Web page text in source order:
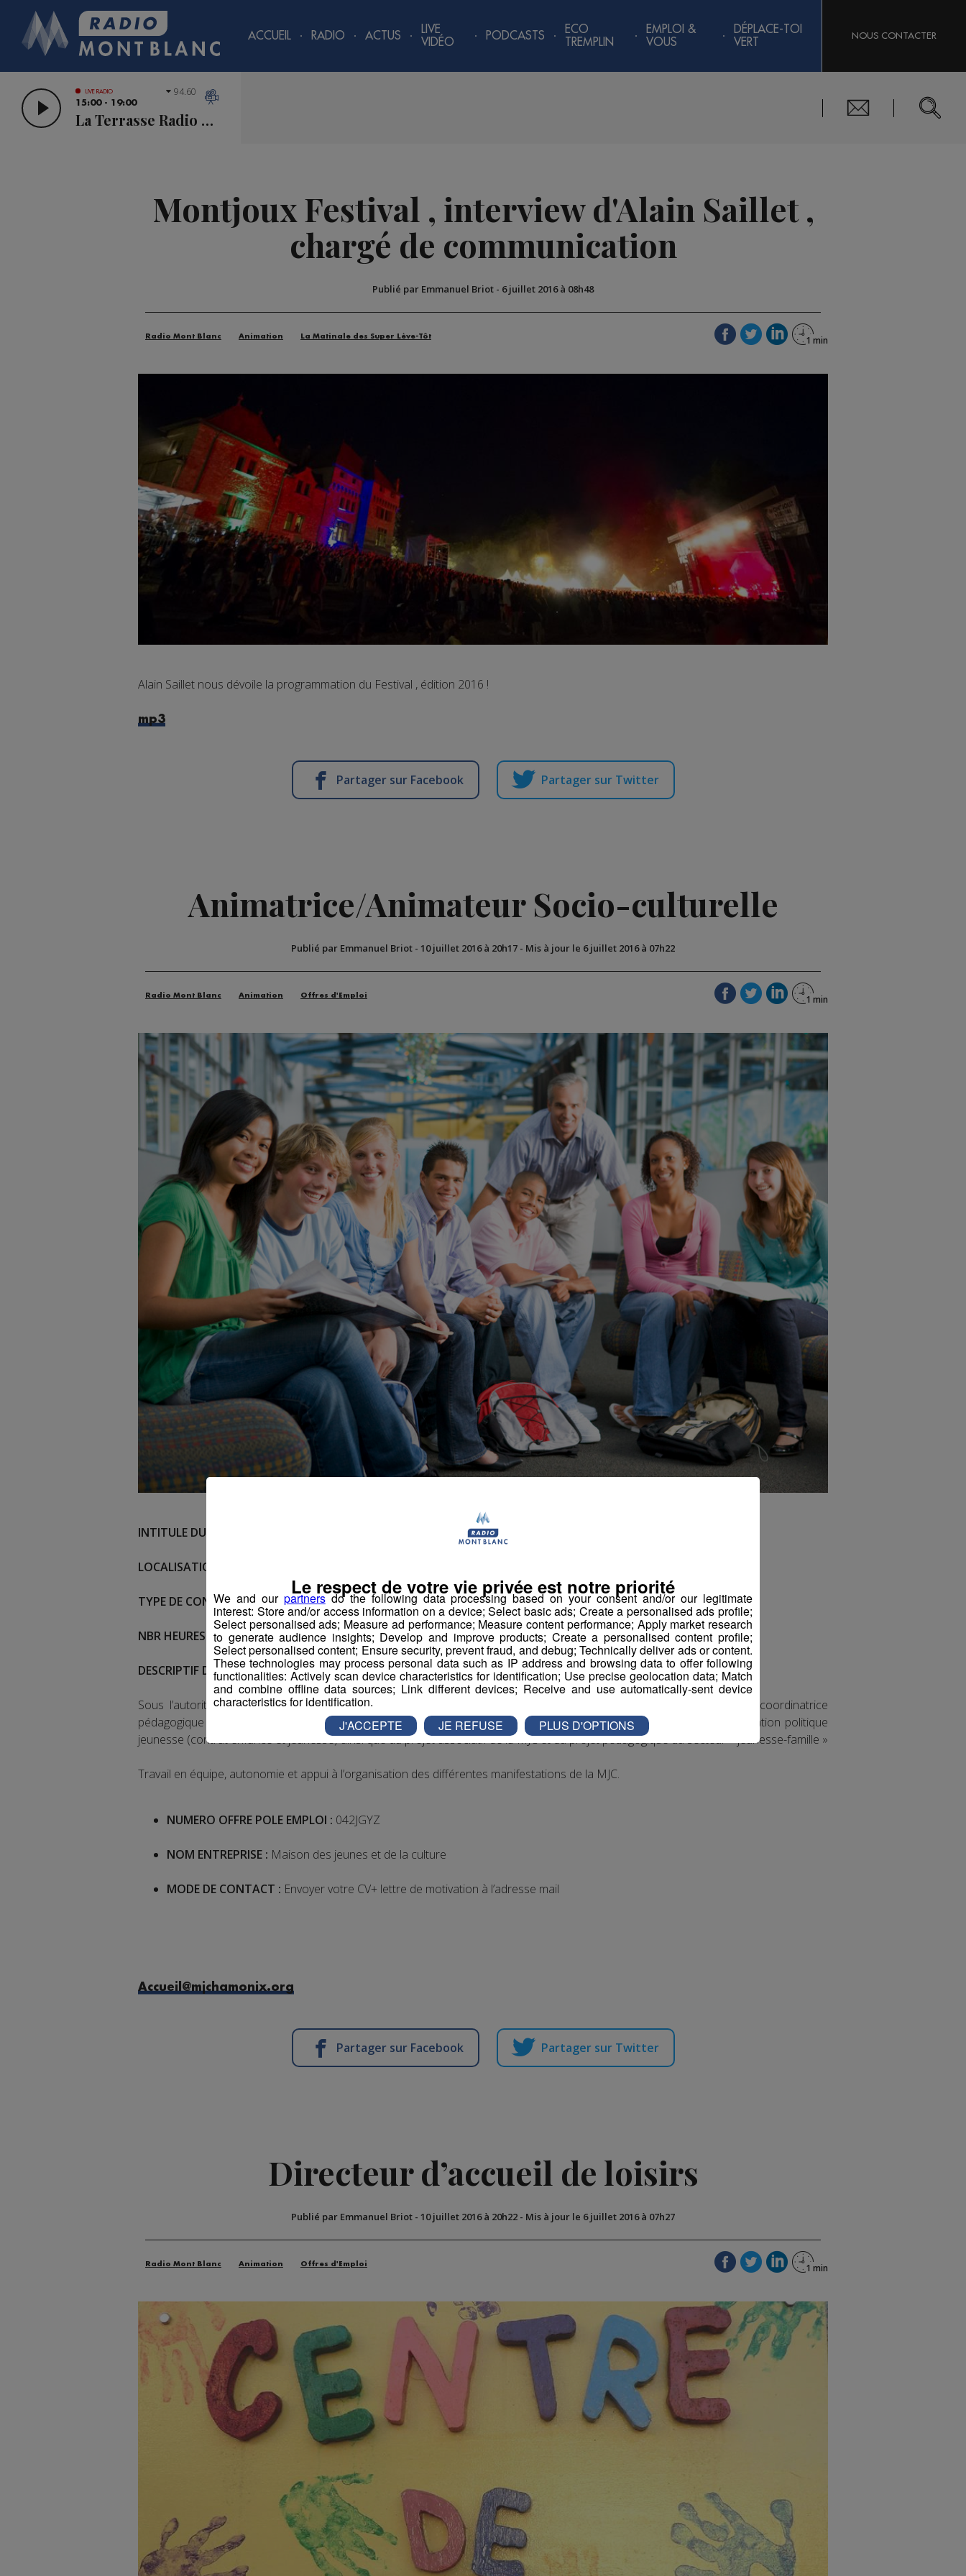
ACCUEIL RADIO ACTUS
LIVE
VIDÉO
PODCASTS
ECO
TREMPLIN
EMPLOI &
VOUS
DÉPLACE-TOI
VERT
NOUS CONTACTER
LIVE RADIO
15:00 - 19:00
La Terrasse Radio Mont Blanc
94.60
Montjoux Festival , interview d'Alain Saillet ,
chargé de communication
Publié par Emmanuel Briot - 6 juillet 2016 à 08h48
Radio Mont Blanc Animation La Matinale des Super Lève-Tôt
Alain Saillet nous dévoile la programmation du Festival , édition 2016 !
mp3
Partager sur Facebook Partager sur Twitter
Animatrice/Animateur Socio-culturelle
Publié par Emmanuel Briot - 10 juillet 2016 à 20h17 - Mis à jour le 6 juillet 2016 à 07h22
Radio Mont Blanc Animation Offres d'Emploi
INTITULE DU POSTE :
LOCALISATION :
TYPE DE CONTRAT :Contrat à durée indéterminée
NBR HEURES HEBDOMADAIRES :35 heures
DESCRIPTIF DU POSTE :
Sous l’autorité du Directeur de la MJC, vous travaillez en lien avec l’équipe d’animation, le Directeur de la MJC, la coordinatrice
pédagogique des secteurs de la MJC, la responsable du secteur jeune. Vous êtes en charge sur le terrain de l’application politique
jeunesse (contrat enfance et jeunesse) ainsi que du projet associatif de la MJC et du projet pédagogique du secteur « jeunesse-famille »
Travail en équipe, autonomie et appui à l’organisation des différentes manifestations de la MJC.
NUMERO OFFRE POLE EMPLOI : 042JGYZ
NOM ENTREPRISE : Maison des jeunes et de la culture
MODE DE CONTACT : Envoyer votre CV+ lettre de motivation à l’adresse mail
Accueil@mjchamonix.org
Partager sur Facebook Partager sur Twitter
Directeur d’accueil de loisirs
Publié par Emmanuel Briot - 10 juillet 2016 à 20h22 - Mis à jour le 6 juillet 2016 à 07h27
Radio Mont Blanc Animation Offres d'Emploi
We and our partnersdo the following data processing based on your consent and/or our legitimate
interest: Store and/or access information on a device; Select basic ads; Create a personalised ads profile;
Select personalised ads; Measure ad performance; Measure content performance; Apply market research
to generate audience insights; Develop and improve products; Create a personalised content profile;
Select personalised content; Ensure security, prevent fraud, and debug; Technically deliver ads or content.
These technologies may process personal data such as IP address and browsing data to offer following
functionalities: Actively scan device characteristics for identification; Use precise geolocation data; Match
and combine offline data sources; Link different devices; Receive and use automatically-sent device
characteristics for identification.
Le respect de votre vie privée est notre priorité
J'ACCEPTE JE REFUSE PLUS D'OPTIONS